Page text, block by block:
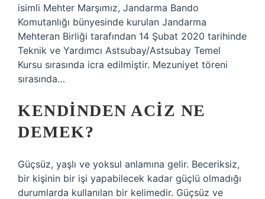
isimli Mehter Marşımız, Jandarma Bando
Komutanlığı bünyesinde kurulan Jandarma
Mehteran Birliği tarafından 14 Şubat 2020 tarihinde
Teknik ve Yardımcı Astsubay/Astsubay Temel
Kursu sırasında icra edilmiştir. Mezuniyet töreni
sırasında…
KENDINDEN ACIZ NE
DEMEK?
Güçsüz, yaşlı ve yoksul anlamına gelir. Beceriksiz,
bir kişinin bir işi yapabilecek kadar güçlü olmadığı
durumlarda kullanılan bir kelimedir. Güçsüz ve